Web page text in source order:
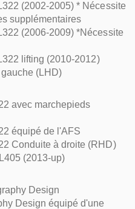
(2002-2005) * Nécessite
supplémentaires
(2006-2009) *Nécessite
lifting (2010-2012)
(LHD)
avec marchepieds
équipé de l'AFS
Conduite à droite (RHD)
(2013-up)
Design
Design équipé d'une